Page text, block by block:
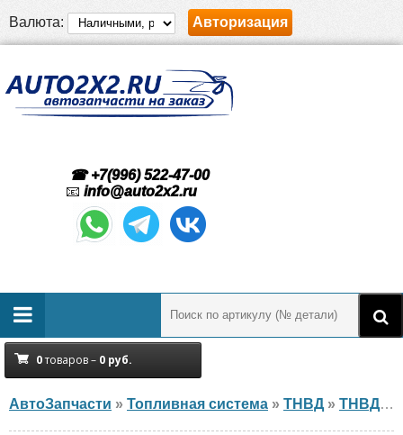
Валюта: Авторизация
☎ +7(996) 522-47-00
📧 info@auto2x2.ru
0товаров – 0 руб.
АвтоЗапчасти » Топливная система » ТНВД » ТНВД DEUTZ